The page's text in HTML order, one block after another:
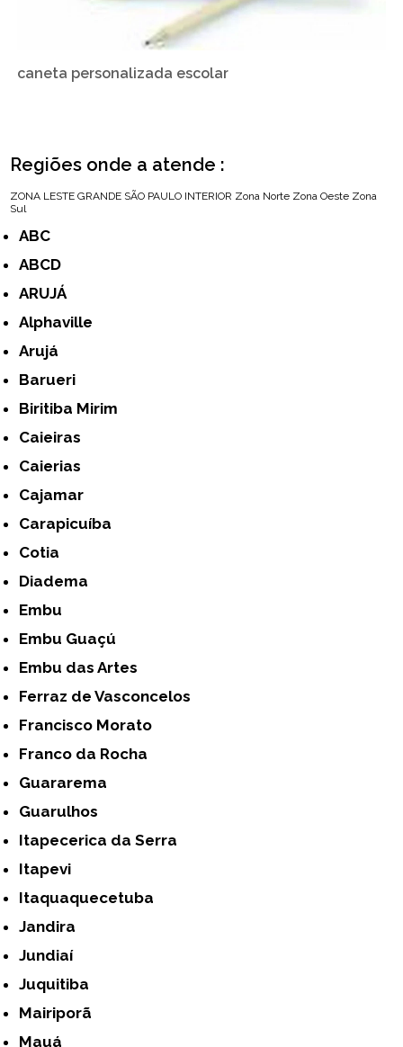
caneta personalizada escolar
Regiões onde a atende :
ZONA LESTE GRANDE SÃO PAULO INTERIOR Zona Norte Zona Oeste Zona
Sul
ABC
ABCD
ARUJÁ
Alphaville
Arujá
Barueri
Biritiba Mirim
Caieiras
Caierias
Cajamar
Carapicuíba
Cotia
Diadema
Embu
Embu Guaçú
Embu das Artes
Ferraz de Vasconcelos
Francisco Morato
Franco da Rocha
Guararema
Guarulhos
Itapecerica da Serra
Itapevi
Itaquaquecetuba
Jandira
Jundiaí
Juquitiba
Mairiporã
Mauá